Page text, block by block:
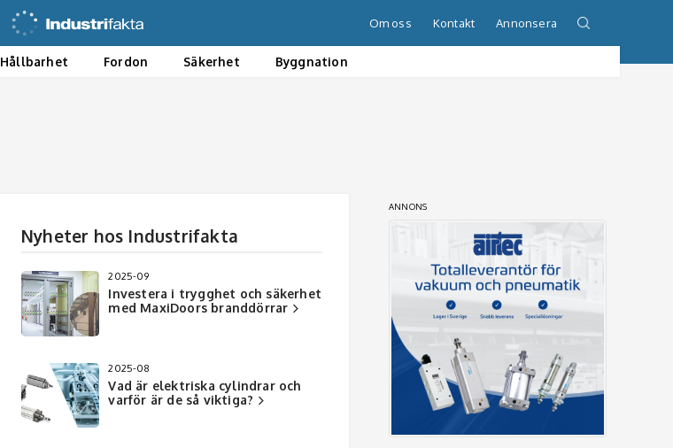
Om oss Kontakt Annonsera
Hållbarhet Fordon Säkerhet Byggnation
Nyheter hos Industrifakta
2025-09
Investera i trygghet och säkerhet
med MaxiDoors branddörrar
2025-08
Vad är elektriska cylindrar och
varför är de så viktiga?
ANNONS